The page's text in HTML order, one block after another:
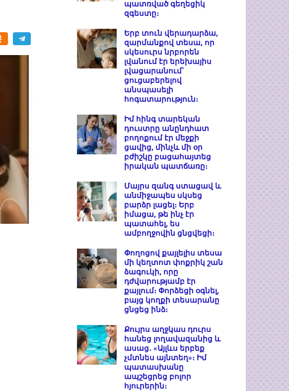
պատռված գեղեցիկ
զգեստը։
Երբ տուն վերադարձա,
զարմանքով տեսա, որ
սկեսուրս նրբորեն
լվանում էր երեխայիս
լվացարանում՝
ցուցաբերելով
անսպասելի
հոգատարություն։
Իմ հինգ տարեկան
դուստրը անընդհատ
բողոքում էր մեջքի
ցավից, մինչև մի օր
բժիշկը բացահայտեց
իրական պատճառը։
Մայրս զանգ ստացավ և
անմիջապես սկսեց
բարձր լացել։ Երբ
իմացա, թե ինչ էր
պատահել, ես
ամբողջովին ցնցվեցի։
Փողոցով քայլելիս տեսա
մի կեղտոտ փոքրիկ շան
ձագուկի, որը
դժվարությամբ էր
քայլում։ Փորձեցի օգնել,
բայց կողքի տեսարանը
ցնցեց ինձ։
Քույրս աղջկաս դուրս
հանեց լողավազանից և
ասաց․ «Այլևս երբեք
չմտնես այնտեղ»։ Իմ
պատասխանը
ապշեցրեց բոլոր
հյուրերին։